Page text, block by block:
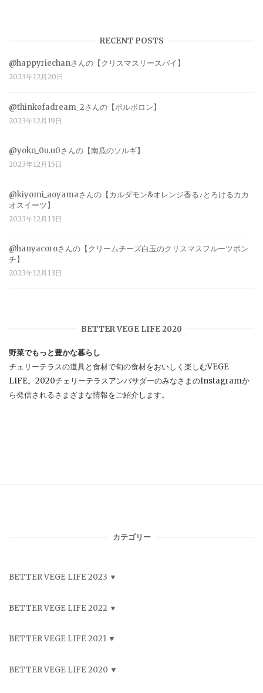
RECENT POSTS
@happyriechanさんの【クリスマスリースパイ】
2023年12月20日
@thinkofadream_2さんの【ポルボロン】
2023年12月19日
@yoko_0u.u0さんの【南瓜のソルギ】
2023年12月15日
@kiyomi_aoyamaさんの【カルダモン&オレンジ香る♪とろけるカカ
オスイーツ】
2023年12月13日
@hanyacoroさんの【クリームチーズ白玉のクリスマスフルーツポン
チ】
2023年12月13日
BETTER VEGE LIFE 2020
野菜でもっと豊かな暮らし
チェリーテラスの道具と食材で旬の食材をおいしく楽しむVEGE
LIFE。2020チェリーテラスアンバサダーのみなさまのInstagramか
ら発信されるさまざまな情報をご紹介します。
カテゴリー
BETTER VEGE LIFE 2023
BETTER VEGE LIFE 2022
BETTER VEGE LIFE 2021
BETTER VEGE LIFE 2020